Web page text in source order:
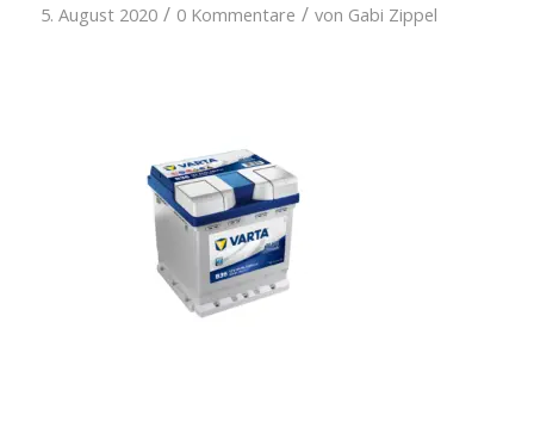
5. August 2020 / 0 Kommentare / von Gabi Zippel